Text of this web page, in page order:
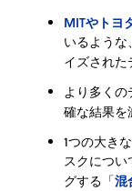
MITやトヨ
いるよう
イズされ
より多く
確な結果を
1つの大き
スクにつ
グする「混